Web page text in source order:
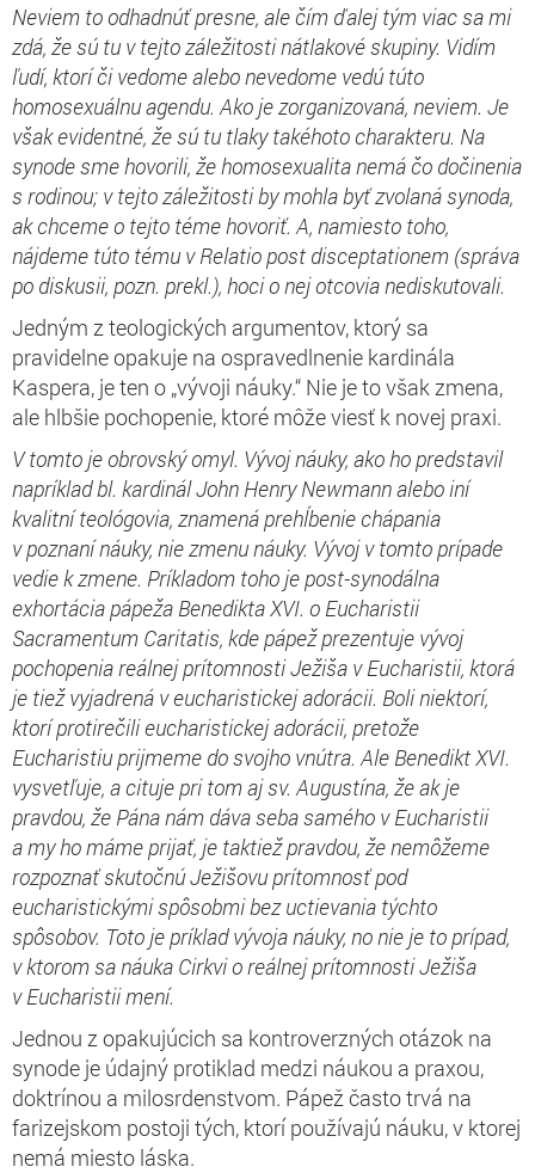
Neviem to odhadnúť presne, ale čím ďalej tým viac sa mi
zdá, že sú tu v tejto záležitosti nátlakové skupiny. Vidím
ľudí, ktorí či vedome alebo nevedome vedú túto
homosexuálnu agendu. Ako je zorganizovaná, neviem. Je
však evidentné, že sú tu tlaky takéhoto charakteru. Na
synode sme hovorili, že homosexualita nemá čo dočinenia
s rodinou; v tejto záležitosti by mohla byť zvolaná synoda,
ak chceme o tejto téme hovoriť. A, namiesto toho,
nájdeme túto tému v Relatio post disceptationem (správa
po diskusii, pozn. prekl.), hoci o nej otcovia nediskutovali.
Jedným z teologických argumentov, ktorý sa
pravidelne opakuje na ospravedlnenie kardinála
Kaspera, je ten o „vývoji náuky.“ Nie je to však zmena,
ale hlbšie pochopenie, ktoré môže viesť k novej praxi.
V tomto je obrovský omyl. Vývoj náuky, ako ho predstavil
napríklad bl. kardinál John Henry Newmann alebo iní
kvalitní teológovia, znamená prehĺbenie chápania
v poznaní náuky, nie zmenu náuky. Vývoj v tomto prípade
vedie k zmene. Príkladom toho je post-synodálna
exhortácia pápeža Benedikta XVI. o Eucharistii
Sacramentum Caritatis, kde pápež prezentuje vývoj
pochopenia reálnej prítomnosti Ježiša v Eucharistii, ktorá
je tiež vyjadrená v eucharistickej adorácii. Boli niektorí,
ktorí protirečili eucharistickej adorácii, pretože
Eucharistiu prijmeme do svojho vnútra. Ale Benedikt XVI.
vysvetľuje, a cituje pri tom aj sv. Augustína, že ak je
pravdou, že Pána nám dáva seba samého v Eucharistii
a my ho máme prijať, je taktiež pravdou, že nemôžeme
rozpoznať skutočnú Ježišovu prítomnosť pod
eucharistickými spôsobmi bez uctievania týchto
spôsobov. Toto je príklad vývoja náuky, no nie je to prípad,
v ktorom sa náuka Cirkvi o reálnej prítomnosti Ježiša
v Eucharistii mení.
Jednou z opakujúcich sa kontroverzných otázok na
synode je údajný protiklad medzi náukou a praxou,
doktrínou a milosrdenstvom. Pápež často trvá na
farizejskom postoji tých, ktorí používajú náuku, v ktorej
nemá miesto láska.